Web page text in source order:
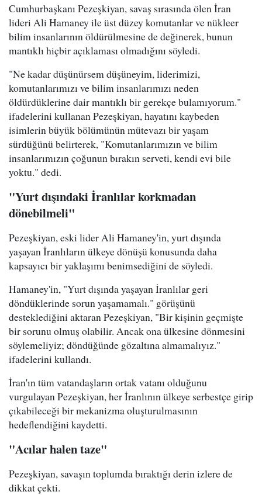
Cumhurbaşkanı Pezeşkiyan, savaş sırasında ölen İran
lideri Ali Hamaney ile üst düzey komutanlar ve nükleer
bilim insanlarının öldürülmesine de değinerek, bunun
mantıklı hiçbir açıklaması olmadığını söyledi.
"Ne kadar düşünürsem düşüneyim, liderimizi,
komutanlarımızı ve bilim insanlarımızı neden
öldürdüklerine dair mantıklı bir gerekçe bulamıyorum."
ifadelerini kullanan Pezeşkiyan, hayatını kaybeden
isimlerin büyük bölümünün mütevazı bir yaşam
sürdüğünü belirterek, "Komutanlarımızın ve bilim
insanlarımızın çoğunun bırakın serveti, kendi evi bile
yoktu." dedi.
"Yurt dışındaki İranlılar korkmadan
dönebilmeli"
Pezeşkiyan, eski lider Ali Hamaney'in, yurt dışında
yaşayan İranlıların ülkeye dönüşü konusunda daha
kapsayıcı bir yaklaşımı benimsediğini de söyledi.
Hamaney'in, "Yurt dışında yaşayan İranlılar geri
döndüklerinde sorun yaşamamalı." görüşünü
desteklediğini aktaran Pezeşkiyan, "Bir kişinin geçmişte
bir sorunu olmuş olabilir. Ancak ona ülkesine dönmesini
söylemeliyiz; döndüğünde gözaltına almamalıyız."
ifadelerini kullandı.
İran'ın tüm vatandaşların ortak vatanı olduğunu
vurgulayan Pezeşkiyan, her İranlının ülkeye serbestçe girip
çıkabileceği bir mekanizma oluşturulmasının
hedeflendiğini kaydetti.
"Acılar halen taze"
Pezeşkiyan, savaşın toplumda bıraktığı derin izlere de
dikkat çekti.